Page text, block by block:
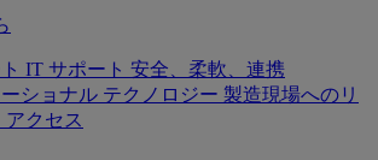
IT サポート 安全、柔軟、連携
ショナル テクノロジー 製造現場へのリ
アクセス